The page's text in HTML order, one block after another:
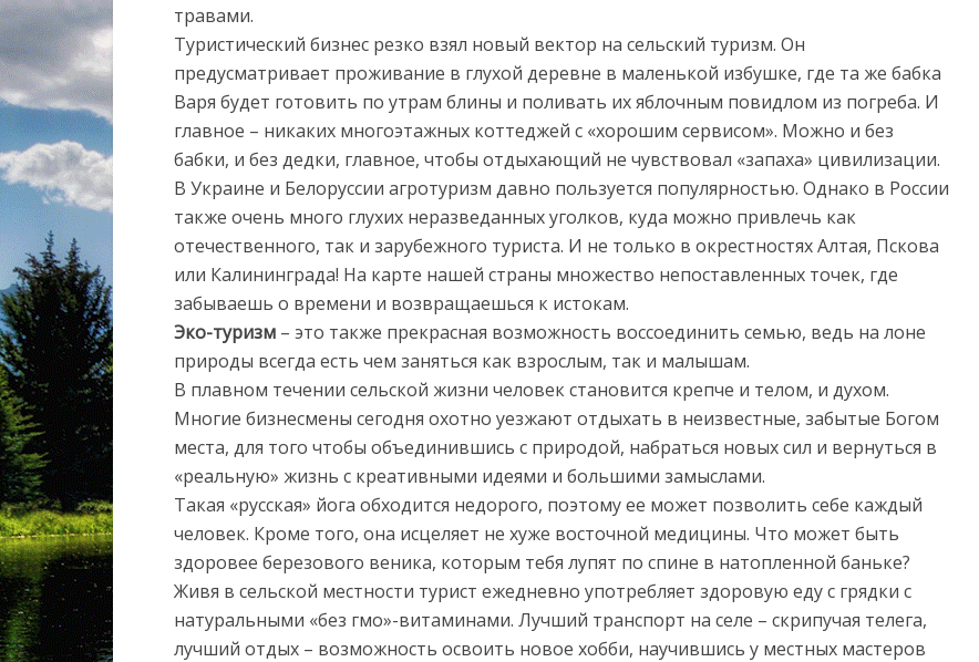
травами.
Туристический бизнес резко взял новый вектор на сельский туризм. Он
предусматривает проживание в глухой деревне в маленькой избушке, где та же бабка
Варя будет готовить по утрам блины и поливать их яблочным повидлом из погреба. И
главное – никаких многоэтажных коттеджей с «хорошим сервисом». Можно и без
бабки, и без дедки, главное, чтобы отдыхающий не чувствовал «запаха» цивилизации.
В Украине и Белоруссии агротуризм давно пользуется популярностью. Однако в России
также очень много глухих неразведанных уголков, куда можно привлечь как
отечественного, так и зарубежного туриста. И не только в окрестностях Алтая, Пскова
или Калининграда! На карте нашей страны множество непоставленных точек, где
забываешь о времени и возвращаешься к истокам.
Эко-туризм – это также прекрасная возможность воссоединить семью, ведь на лоне
природы всегда есть чем заняться как взрослым, так и малышам.
В плавном течении сельской жизни человек становится крепче и телом, и духом.
Многие бизнесмены сегодня охотно уезжают отдыхать в неизвестные, забытые Богом
места, для того чтобы объединившись с природой, набраться новых сил и вернуться в
«реальную» жизнь с креативными идеями и большими замыслами.
Такая «русская» йога обходится недорого, поэтому ее может позволить себе каждый
человек. Кроме того, она исцеляет не хуже восточной медицины. Что может быть
здоровее березового веника, которым тебя лупят по спине в натопленной баньке?
Живя в сельской местности турист ежедневно употребляет здоровую еду с грядки с
натуральными «без гмо»-витаминами. Лучший транспорт на селе – скрипучая телега,
лучший отдых – возможность освоить новое хобби, научившись у местных мастеров